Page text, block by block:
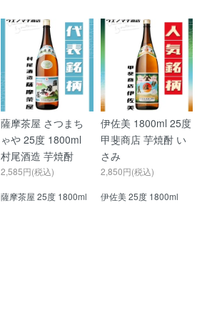
薩摩茶屋 さつまち
ゃや 25度 1800ml
村尾酒造 芋焼酎
2,585円(税込)
薩摩茶屋 25度 1800ml
伊佐美 1800ml 25度
甲斐商店 芋焼酎 い
さみ
2,850円(税込)
伊佐美 25度 1800ml